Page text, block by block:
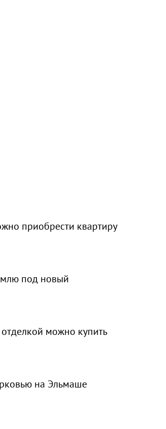
приобрести квартиру
под новый
можно купить
на Эльмаше